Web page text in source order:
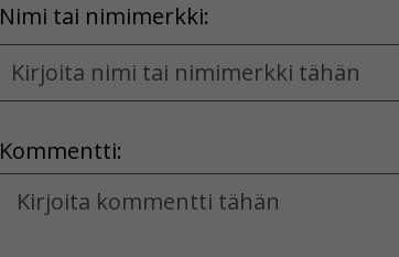
Nimi tai nimimerkki:
Name
and
Kommentti:
Kommentti